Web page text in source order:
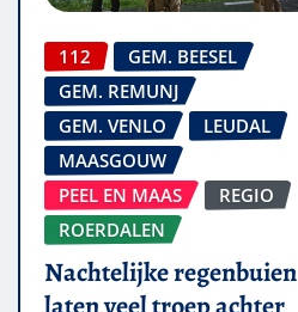
112
GEM. BEESEL
GEM. REMUNJ
GEM. VENLO
LEUDAL
MAASGOUW
PEEL EN MAAS
REGIO
ROERDALEN
Nachtelijke regenbuien